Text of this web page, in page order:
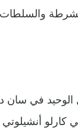
في سان
كارلو